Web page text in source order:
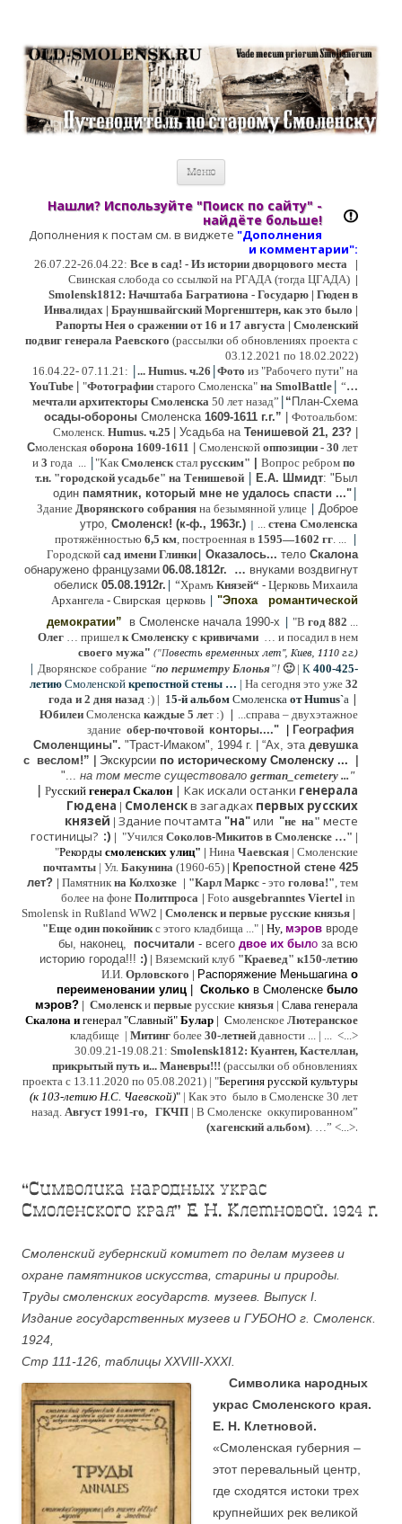
открытки, карты …
Меню
Нашли? Используйте "Поиск по сайту" -
найдёте больше!
Дополнения к постам см. в виджете "Дополнения
и комментарии":
26.07.22-26.04.22: Все в сад! - Из истории дворцового места
|
Свинская слобода со ссылкой на РГАДА (тогда ЦГАДА) |
Smolensk1812: Начштаба Багратиона - Государю | Гюден в
Инвалидах | Брауншвайгский Моргенштерн, как это было |
Рапорты Нея о сражении от 16 и 17 августа | Смоленский
подвиг генерала Раевского (рассылки об обновлениях проекта с
03.12.2021 по 18.02.2022)
16.04.22- 07.11.21: |... Humus. ч.26 |Фото из "Рабочего пути" на
YouTube
"Фотографии старого Смоленска" на SmolBattle | “…
мечтали архитекторы Смоленска 50 лет назад” | “ План-Схема
осады-обороны Смоленска 1609-1611 г.г.”
Фотоальбом:
Смоленск. Humus. ч.25 | Усадьба на Тенишевой 21, 23?
Смоленская оборона 1609-1611 Смоленской оппозиции - 30 лет
и 3 года ... |"Как Смоленскстал русским" Вопрос ребром по
т.н. "городской усадьбе" на Тенишевой | Е.А. Шмидт: "Был
один памятник, который мне не удалось спасти ..." |
Здание Дворянского собрания на безымянной улице | Доброе
утро, Смоленск! (к-ф., 1963г.) | ... стена Смоленска
протяжённостью 6,5 км, построенная в 1595—1602 гг. ... |
Городской сад имени Глинки | Оказалось... тело Скалона
обнаружено французами 06.08.1812г. … внуками воздвигнут
обелиск 05.08.1912г. | “Храмъ Князей“ - Церковь Михаила
Архангела - Свирская церковь | "Эпохаромантической
демократии” в Смоленске начала 1990-х | "В год 882 ...
Олег … пришел к Смоленску с кривичами … и посадил в нем
своего мужа" ("Повесть временных лет", Киев, 1110 г.г.)
| Дворянское собрание “по периметру Блонья”! 🙂| К 400-425-
летию Смоленской крепостной стены … | На сегодня это уже 32
года и 2 дня назад :) | 15-й альбом Смоленска от Humus`a |
Юбилеи Смоленска каждые 5 лет :) | ...справа – двухэтажное
здание обер-почтовой конторы...."
Гeография
Cмоленщины". "Траст-Имаком", 1994 г. “Ах, эта девушка
с веслом!”
Экскурсии по историческому Смоленску ...
"... на том месте существовало german_cemetery ..."
| Русский генерал Скалон | Как искали останки генерала
Гюдена | Смоленскв загадках первых русских
князей | Здание почтамта "на"или "не на" месте
гостиницы? :) | "Учился Соколов-Микитов в Смоленске …" |
"Рекорды смоленских улиц" | Нина Чаевская | Смоленские
почтамты | Ул. Бакунина (1960-65) | Крепостной стене 425
лет? | Памятник на Колхозке | "Карл Маркс - это голова!", тем
более на фоне Политпроса | Foto ausgebranntes Viertel in
Smolensk in Rußland WW2 | Смоленск и первые русские князья |
"Еще один покойникс этого кладбища ..." | Ну, мэров вроде
бы, наконец, посчитали - всего двое их было за всю
историю города!!! :) | Вяземский клуб "Краевед" к150-летию
И.И. Орловского | Распоряжение Меньшагина о
переименовании улиц
Сколько в Смоленске было
мэров? | Смоленски первые русские князья | Слава генерала
Скалона и генерал "Славный" Булар | Смоленское Лютерaнское
кладбище | Митинг более 30-летней давности ... | ... <...>
30.09.21-19.08.21: Smolensk1812: Куантен, Кастеллан,
прикрытый путь и... Маневры!!! (рассылки об обновлениях
проекта с 13.11.2020 по 05.08.2021) | "Берегиня русской культуры
(к 103-летию Н.С. Чаевской)" | Как это было в Смоленске 30 лет
назад. Август 1991-го, ГКЧП | В Смоленске оккупированном”
(хагенский альбом). …” <...>.
“Символика народных украс
Смоленского края” Е. Н. Клетновой. 1924 г.
Смоленский губернский комитет по делам музеев и
охране памятников искусства, старины и природы.
Труды смоленских государств. музеев. Выпуск I.
Издание государственных музеев и ГУБОНО г. Смоленск.
1924,
Cтр 111-126, таблицы XXVIII-XXXI.
Символика народных
украс Смоленского края.
Е. Н. Клетновой.
«Смоленская губерния –
этот перевальный центр,
где сходятся истоки трех
крупнейших рек великой